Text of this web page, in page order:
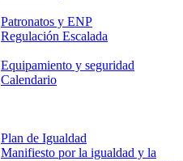
Patronatos y ENP
Regulación Escalada
Equipamiento y seguridad
Calendario
Plan de Igualdad
Manifiesto por la igualdad y la